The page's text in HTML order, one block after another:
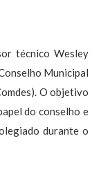
técnico Wesley
Municipal
O objetivo
do conselho e
durante o